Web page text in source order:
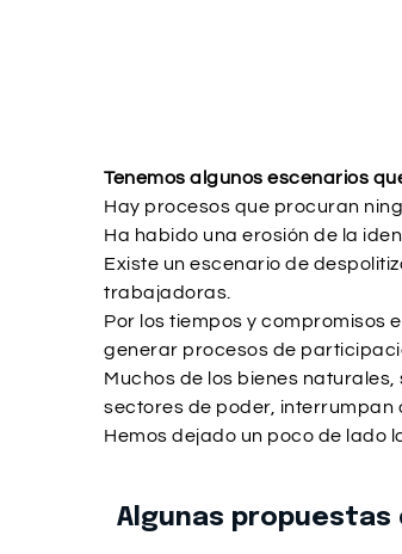
Tenemos algunos escenarios
Hay procesos que procuran
Ha habido una erosión de la
Existe un escenario de
trabajadoras.
Por los tiempos y compromisos
generar procesos de
Muchos de los bienes
sectores de poder, interrumpan
Hemos dejado un poco de lado
Algunas